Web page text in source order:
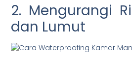
2. Mengurangi
dan Lumut